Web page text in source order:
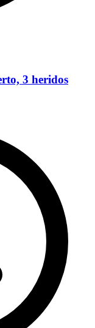
3 heridos